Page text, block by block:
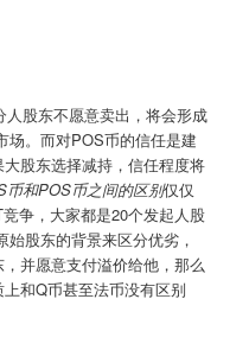
股东不愿意卖出，将会形成
场。而对POS币的信任是建
股东选择减持，信任程度将
币和POS币之间的区别仅仅
争，大家都是20个发起人股
股东的背景来区分优劣，
并愿意支付溢价给他，那么
和Q币甚至法币没有区别